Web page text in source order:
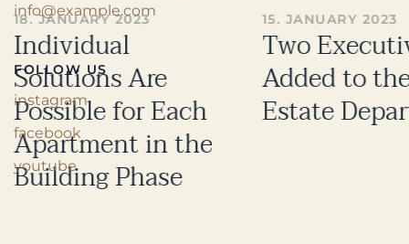
info@example.com
FOLLOW US
instagram
facebook
youtube
18. JANUARY 2023
Individual
Solutions Are
Possible for Each
Apartment in the
Building Phase
15. JANUARY 2023
Two
Added to
Estate